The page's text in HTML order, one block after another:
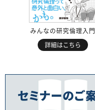
みんなの研究倫理入門
詳細はこちら